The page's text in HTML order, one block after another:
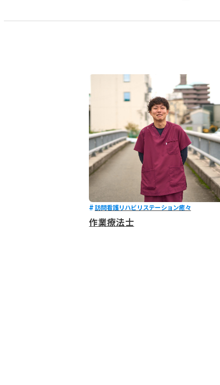
訪問看護リハビリステーション癒々
作業療法士